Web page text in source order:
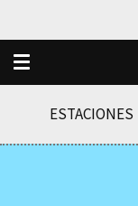
ESTACIONES